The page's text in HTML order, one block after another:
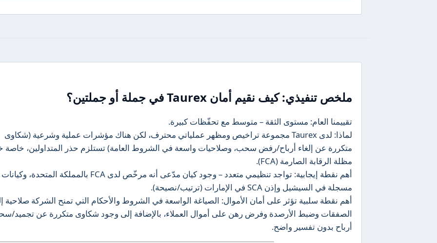
ملخص تنفيذي: كيف نقيم أمان Taurex في جملة أو جملتين؟
تقييمنا العام: مستوى الثقة – متوسط مع تحفّظات كبيرة.
لماذا: لدى Taurex مجموعة تراخيص ومظهر عملياتي محترف، لكن هناك مؤشرات عملية وشرعية (شكاوى
متكررة عن إلغاء أرباح/رفض سحب، وصلاحيات واسعة في الشروط العامة) تستلزم حذر المتداولين، خاصة
مظلة الرقابة الصارمة (FCA).
أهم نقطة إيجابية: تواجد تنظيمي متعدد – وجود كيان مدّعى أنه مرخّص لدى FCA بالمملكة المتحدة، وكيانات
مسجلة في السيشيل وإذن SCA في الإمارات (ترتيب/نصيحة).
أهم نقطة سلبية تؤثر على أمان الأموال: الصياغة الواسعة في الشروط والأحكام التي تمنح الشركة صلاحية
الصفقات وضبط الأرصدة وفرض رهن على أموال العملاء، بالإضافة إلى وجود شكاوى متكررة عن تجميد/
أرباح بدون تفسير واضح.